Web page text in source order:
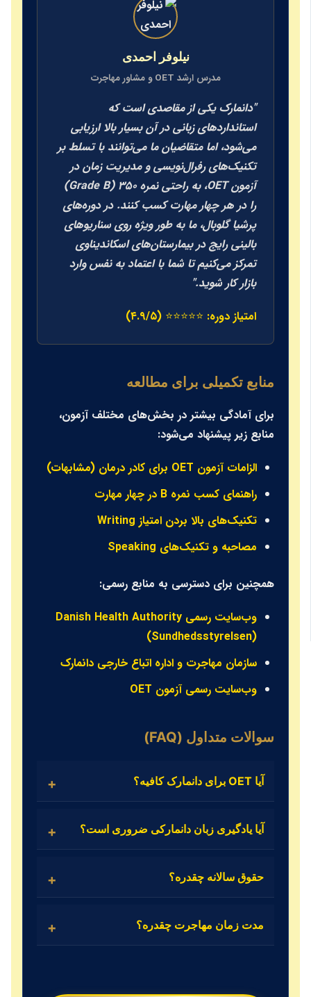
نیلوفر احمدی
مدرس ارشد OET و مشاور مهاجرت
"دانمارک یکی از مقاصدی است که
استانداردهای زبانی در آن بسیار بالا ارزیابی
می‌شود، اما متقاضیان ما می‌توانند با تسلط بر
تکنیک‌های رفرال‌نویسی و مدیریت زمان در
آزمون OET، به راحتی نمره ۳۵۰ (Grade B)
را در هر چهار مهارت کسب کنند. در دوره‌های
پرشیا گلوبال، ما به طور ویژه روی سناریوهای
بالینی رایج در بیمارستان‌های اسکاندیناوی
تمرکز می‌کنیم تا شما با اعتماد به نفس وارد
بازار کار شوید."
امتیاز دوره: ⭐⭐⭐⭐⭐ (۴.۹/۵)
منابع تکمیلی برای مطالعه
برای آمادگی بیشتر در بخش‌های مختلف آزمون،
منابع زیر پیشنهاد می‌شود:
الزامات آزمون OET برای کادر درمان (مشابهات)
راهنمای کسب نمره B در چهار مهارت
تکنیک‌های بالا بردن امتیاز Writing
مصاحبه و تکنیک‌های Speaking
همچنین برای دسترسی به منابع رسمی:
وب‌سایت رسمی Danish Health Authority
(Sundhedsstyrelsen)
سازمان مهاجرت و اداره اتباع خارجی دانمارک
وب‌سایت رسمی آزمون OET
سوالات متداول (FAQ)
آیا یادگیری زبان دانمارکی ضروری است؟
حقوق سالانه چقدره؟
مدت زمان مهاجرت چقدره؟